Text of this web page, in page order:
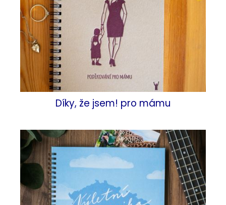
Díky, že jsem! pro mámu